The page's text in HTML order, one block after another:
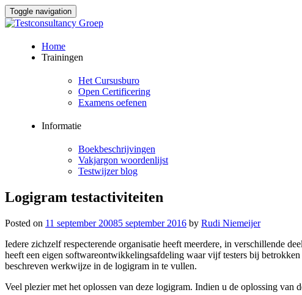
Toggle navigation
Home
Trainingen
Het Cursusburo
Open Certificering
Examens oefenen
Informatie
Boekbeschrijvingen
Vakjargon woordenlijst
Testwijzer blog
Logigram testactiviteiten
Posted on 11 september 20085 september 2016 by Rudi Niemeijer
Iedere zichzelf respecterende organisatie heeft meerdere, in verschillende
heeft een eigen softwareontwikkelingsafdeling waar vijf testers bij
beschreven werkwijze in de logigram in te vullen.
Veel plezier met het oplossen van deze logigram. Indien u de oplossing van